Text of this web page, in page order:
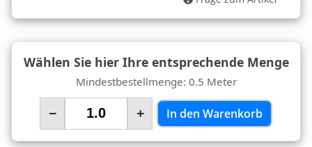
Wählen Sie hier Ihre entsprechende Menge
Mindestbestellmenge: 0.5 Meter
− + In den Warenkorb